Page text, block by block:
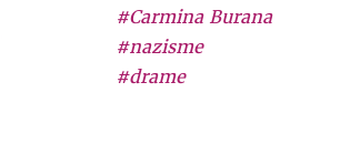
#Carmina Burana
#nazisme
#drame